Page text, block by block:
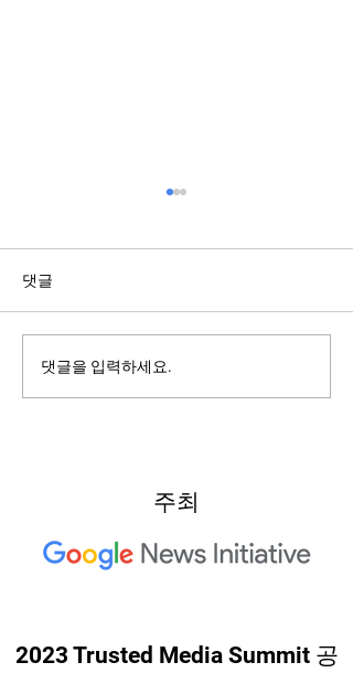
2022: "Searching for Our
North Star"
댓글
댓글을 입력하세요.
주최
2023 Trusted Media Summit 공